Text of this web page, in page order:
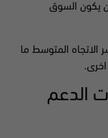
المرجح أن يكون السوق
الاتجاه المتوسط ​​ما
الدعم